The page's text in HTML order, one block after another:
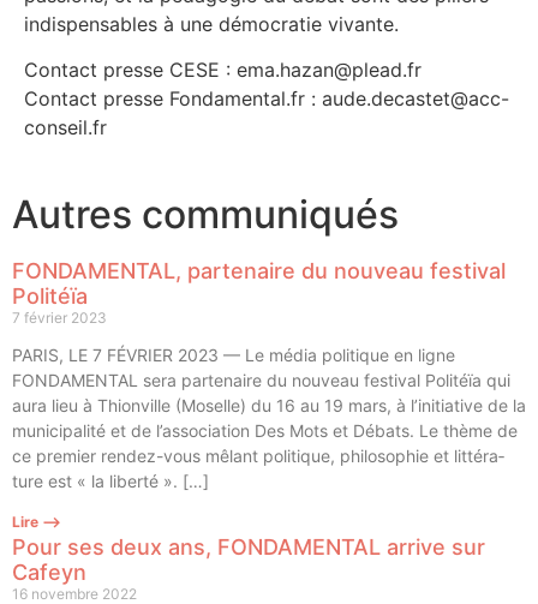
indis­pen­sables à une démo­cra­tie vivante.
Contact presse CESE : ema.hazan@plead.fr
Contact presse Fondamental.fr : aude.decastet@acc-
conseil.fr
Autres communiqués
FONDAMENTAL, partenaire du nouveau festival
Politéïa
7 février 2023
PARIS, LE 7 FÉVRIER 2023 — Le média poli­tique en ligne
FONDAMENTAL sera par­te­naire du nou­veau fes­ti­val Poli­téïa qui
aura lieu à Thion­ville (Moselle) du 16 au 19 mars, à l’initiative de la
muni­ci­pa­li­té et de l’association Des Mots et Débats. Le thème de
ce pre­mier ren­­dez-vous mêlant poli­tique, phi­lo­so­phie et lit­té­ra­
ture est « la liberté ». […]
Lire ⟶
Pour ses deux ans, FONDAMENTAL arrive sur
Cafeyn
16 novembre 2022